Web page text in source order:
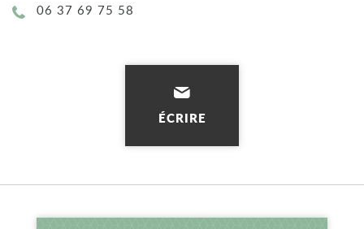
Téléphone :
06 37 69 75 58
ÉCRIRE